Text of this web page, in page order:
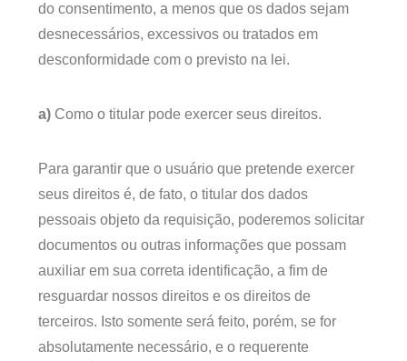
do consentimento, a menos que os dados sejam
desnecessários, excessivos ou tratados em
desconformidade com o previsto na lei.
a) Como o titular pode exercer seus direitos.
Para garantir que o usuário que pretende exercer
seus direitos é, de fato, o titular dos dados
pessoais objeto da requisição, poderemos solicitar
documentos ou outras informações que possam
auxiliar em sua correta identificação, a fim de
resguardar nossos direitos e os direitos de
terceiros. Isto somente será feito, porém, se for
absolutamente necessário, e o requerente